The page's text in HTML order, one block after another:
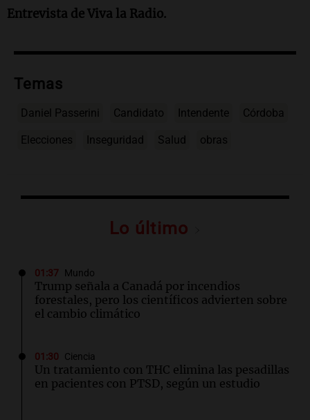
Entrevista de Viva la Radio.
Temas
Daniel Passerini Candidato Intendente Córdoba
Elecciones Inseguridad Salud obras
Lo último
01:37 Mundo
Trump señala a Canadá por incendios
forestales, pero los científicos advierten sobre
el cambio climático
01:30 Ciencia
Un tratamiento con THC elimina las pesadillas
en pacientes con PTSD, según un estudio